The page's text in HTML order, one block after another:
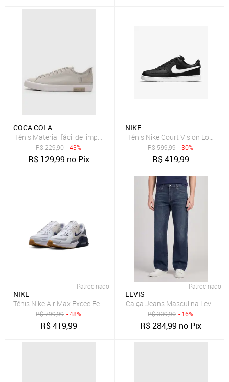
COCA COLA
Tênis Material fácil de limpar Coca Cola Jenks Town Bege
R$229,90 - 43%
R$ 129,99 no Pix
NIKE
Tênis Nike Court Vision Low
R$599,99 - 30%
R$419,99
Patrocinado
NIKE
Tênis Nike Air Max Excee Feminino
R$799,99 - 48%
R$419,99
Patrocinado
LEVIS
Calça Jeans Masculina Levis
R$339,90 - 16%
R$284,99 no Pix